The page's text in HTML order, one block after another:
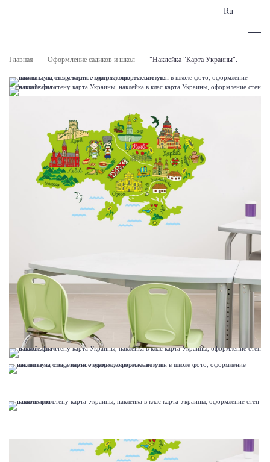
Ru
Главная Оформление садиков и школ "Наклейка "Карта Украины".